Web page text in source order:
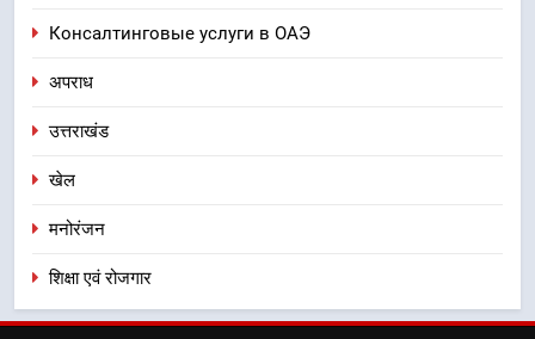
Консалтинговые услуги в ОАЭ
अपराध
उत्तराखंड
खेल
मनोरंजन
शिक्षा एवं रोजगार